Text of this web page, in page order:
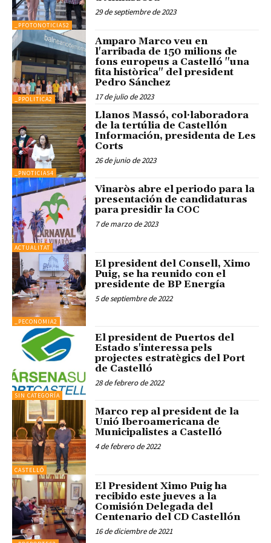
_PFOTONOTICIAS2
29 de septiembre de 2023
_PPOLITICA2
Amparo Marco veu en
l'arribada de 150 milions de
fons europeus a Castelló "una
fita històrica" del president
Pedro Sánchez
17 de julio de 2023
_PNOTICIAS4
Llanos Massó, col·laboradora
de la tertúlia de Castellón
Información, presidenta de Les
Corts
26 de junio de 2023
ACTUALITAT
Vinaròs abre el periodo para la
presentación de candidaturas
para presidir la COC
7 de marzo de 2023
_PECONOMIA2
El president del Consell, Ximo
Puig, se ha reunido con el
presidente de BP Energía
5 de septiembre de 2022
SIN CATEGORÍA
El president de Puertos del
Estado s'interessa pels
projectes estratègics del Port
de Castelló
28 de febrero de 2022
CASTELLÓ
Marco rep al president de la
Unió Iberoamericana de
Municipalistes a Castelló
4 de febrero de 2022
El President Ximo Puig ha
recibido este jueves a la
Comisión Delegada del
Centenario del CD Castellón
16 de diciembre de 2021